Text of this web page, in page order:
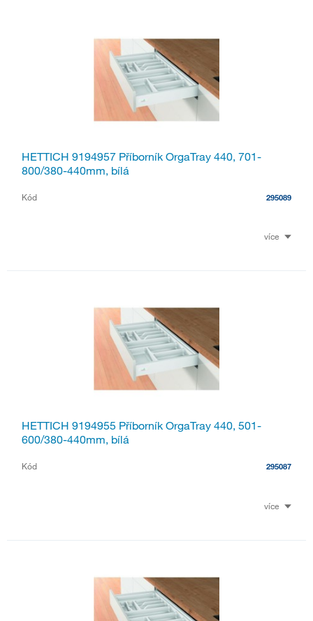
HETTICH 9194957 Příborník OrgaTray 440, 701-
800/380-440mm, bílá
Kód 295089
více
HETTICH 9194955 Příborník OrgaTray 440, 501-
600/380-440mm, bílá
Kód 295087
více